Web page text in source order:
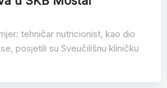
tehničar nutricionist, kao dio
posjetili su Sveučilišnu kliničku